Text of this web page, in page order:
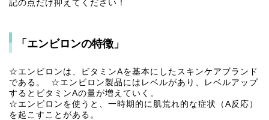
記の点だけ抑えてください！
「エンビロンの特徴」
☆エンビロンは、ビタミンAを基本にしたスキンケアブランド
である。 ☆エンビロン製品にはレベルがあり、レベルアップ
するとビタミンAの量が増えていく。
☆エンビロンを使うと、一時期的に肌荒れ的な症状（A反応）
を起こすことがある。